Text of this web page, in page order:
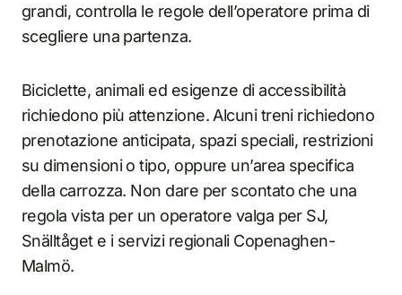
grandi, controlla le regole dell’operatore prima di
scegliere una partenza.
Biciclette, animali ed esigenze di accessibilità
richiedono più attenzione. Alcuni treni richiedono
prenotazione anticipata, spazi speciali, restrizioni
su dimensioni o tipo, oppure un’area specifica
della carrozza. Non dare per scontato che una
regola vista per un operatore valga per SJ,
Snälltåget e i servizi regionali Copenaghen-
Malmö.